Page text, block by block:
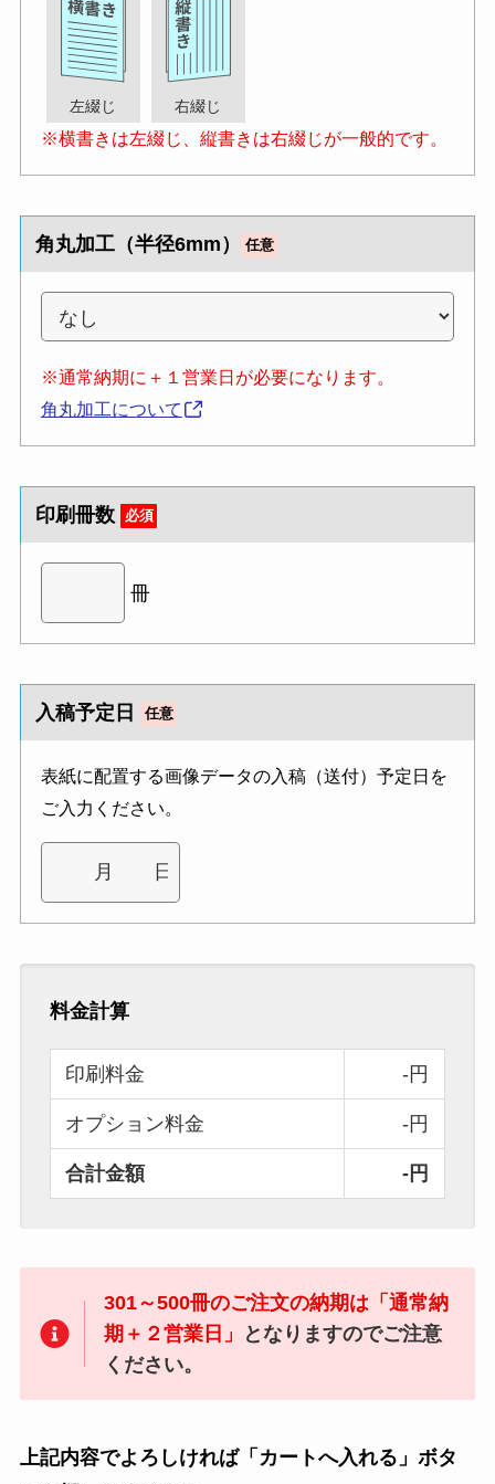
左綴じ 右綴じ
※横書きは左綴じ、縦書きは右綴じが一般的です。
角丸加工（半径6mm） 任意
※通常納期に＋１営業日が必要になります。
角丸加工について
印刷冊数 必須
冊
入稿予定日 任意
表紙に配置する画像データの入稿（送付）予定日を
ご入力ください。
料金計算
印刷料金 -円
オプション料金 -円
合計金額 -円
301～500冊のご注文の納期は「通常納
期＋２営業日」
となりますのでご注意
ください。
上記内容でよろしければ「カートへ入れる」ボタ